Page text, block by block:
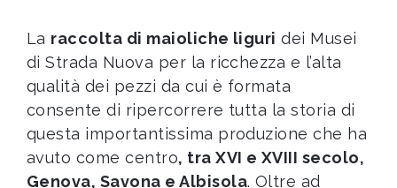
La raccolta di maioliche liguri dei Musei
di Strada Nuova per la ricchezza e l’alta
qualità dei pezzi da cui è formata
consente di ripercorrere tutta la storia di
questa importantissima produzione che ha
avuto come centro, tra XVI e XVIII secolo,
Genova, Savona e Albisola. Oltre ad